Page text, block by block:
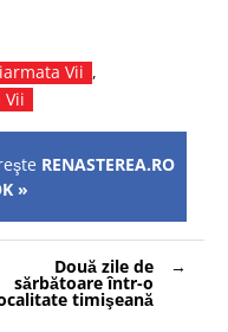
Vii ,
Vii
RENASTEREA.RO
»
Două zile de
sărbătoare într-o
timişeană